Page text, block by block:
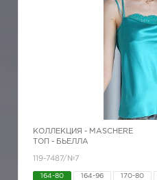
КОЛЛЕКЦИЯ - MASCHERE
ТОП - БЬЕЛЛА
119-7487/№7
164-80 164-96 170-80